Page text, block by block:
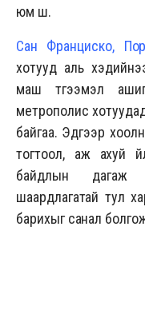
юм шүү.
Сан Франциско,
хотууд аль
маш түгээмэл
метрополис
байгаа. Эдгээр
тогтоол, аж ахуй
байдлын дагаж
шаардлагатай тул
барихыг санал